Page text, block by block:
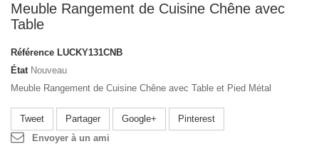
Meuble Rangement de Cuisine Chêne avec
Table
Référence LUCKY131CNB
État Nouveau
Meuble Rangement de Cuisine Chêne avec Table et Pied Métal
Tweet Partager Google+
Pinterest
Envoyer à un ami